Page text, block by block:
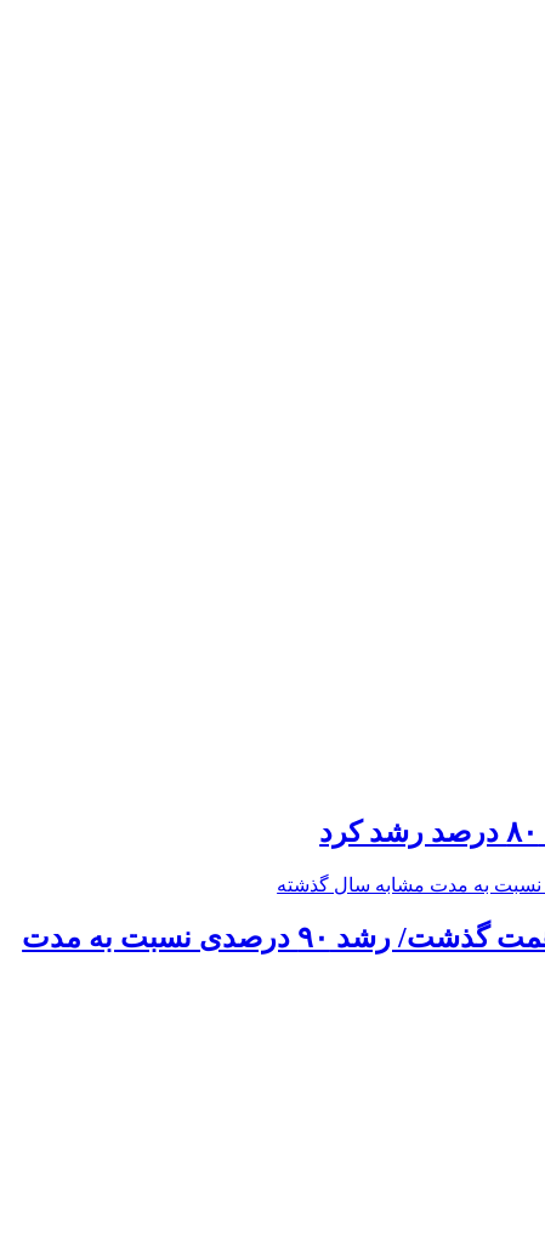
حق بیمه تولیدی بیمه ملت در چهار ماه نخست امسال از ۱۴.۵ همت گذشت/ رشد ۹۰ درصدی نسبت به مدت